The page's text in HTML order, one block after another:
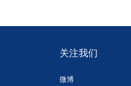
关注我们
微博